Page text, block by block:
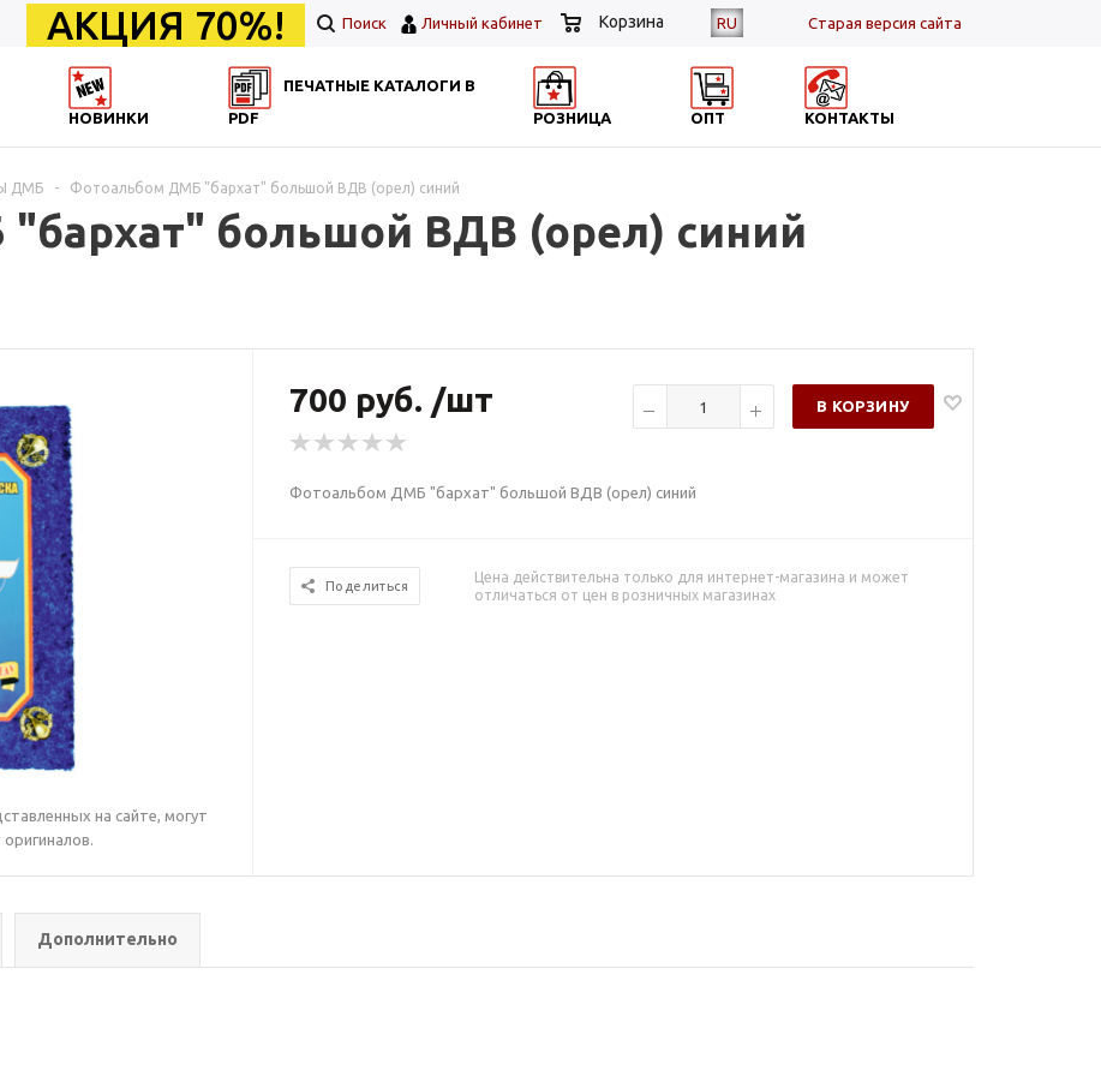
RU Cтарая версия сайта
АКЦИЯ 70%! Поиск Личный кабинет Корзина
НОВИНКИ
ПЕЧАТНЫЕ КАТАЛОГИ В
PDF
РОЗНИЦА ОПТ КОНТАКТЫ
ДМБ - Фотоальбом ДМБ "бархат" большой ВДВ (орел) синий
большой ВДВ (орел) синий
на сайте, могут
700 руб. /шт В КОРЗИНУ
Фотоальбом ДМБ "бархат" большой ВДВ (орел) синий
Поделиться
Цена действительна только для интернет-магазина и может
отличаться от цен в розничных магазинах
Дополнительно